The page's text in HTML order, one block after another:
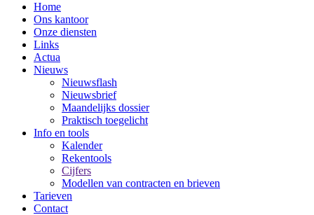
Home
Ons kantoor
Onze diensten
Links
Actua
Nieuws
Nieuwsflash
Nieuwsbrief
Maandelijks dossier
Praktisch toegelicht
Info en tools
Kalender
Rekentools
Cijfers
Modellen van contracten en brieven
Tarieven
Contact